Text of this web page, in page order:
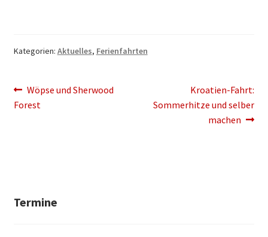
Kategorien: Aktuelles, Ferienfahrten
Beitragsnavigation
Vorheriger
Beitrag:
Wöpse und Sherwood
Forest
Nächster
Beitrag:
Kroatien-Fahrt:
Sommerhitze und selber
machen
Termine